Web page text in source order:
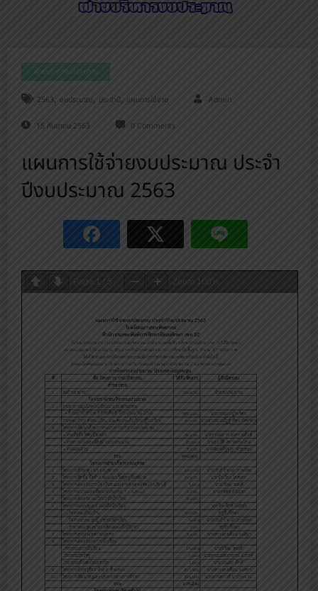
ฝ่ายบริหารงบประมาณ
2563, งบประมาณ , ประจำปี, แผนการใช้จ่าย Admin
15 กันยายน 2563 0 Comments
แผนการใช้จ่ายงบประมาณ ประจำ
ปีงบประมาณ 2563
Page / 5 Zoom 100%